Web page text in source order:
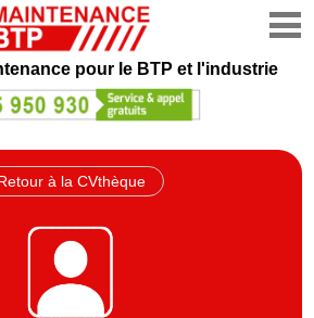
pour le BTP et l'industrie
à la CVthèque